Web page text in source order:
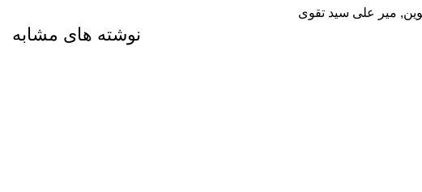
, میر علی سید تقوی
نوشته های مشابه